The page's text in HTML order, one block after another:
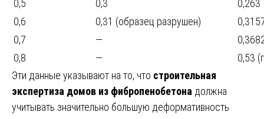
0,5
0,3
0,263
0,6
0,31 (образец разрушен)
0,7
—
0,8
—
0,53
Эти данные указывают на то, что строительная
экспертиза домов из фибропенобетона должна
учитывать значительно большую деформативность